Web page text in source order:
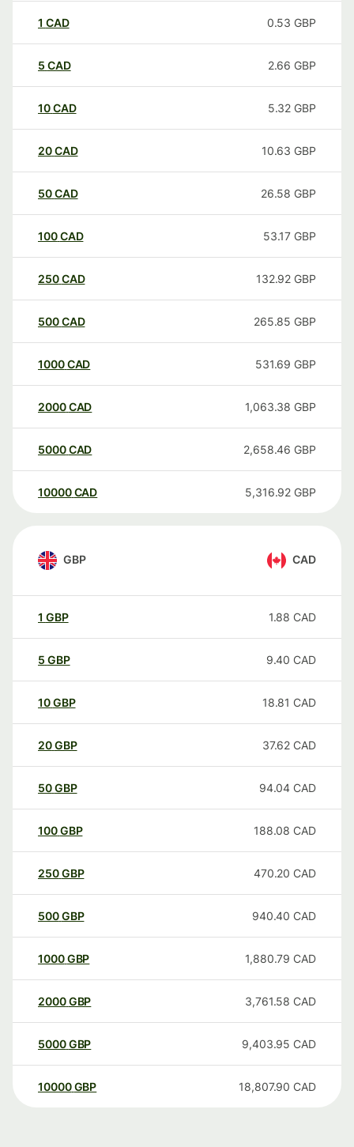
1 CAD 0.53 GBP
5 CAD 2.66 GBP
10CAD 5.32 GBP
20CAD 10.63 GBP
50CAD 26.58 GBP
100CAD 53.17 GBP
250CAD 132.92 GBP
500CAD 265.85 GBP
1000CAD 531.69 GBP
2000CAD 1,063.38 GBP
5000CAD 2,658.46 GBP
10000 CAD 5,316.92 GBP
GBP CAD
1 GBP 1.88 CAD
5 GBP 9.40 CAD
10GBP 18.81 CAD
20GBP 37.62 CAD
50GBP 94.04 CAD
100GBP 188.08 CAD
250GBP 470.20 CAD
500GBP 940.40 CAD
1000GBP 1,880.79 CAD
2000GBP 3,761.58 CAD
5000GBP 9,403.95 CAD
10000 GBP 18,807.90 CAD